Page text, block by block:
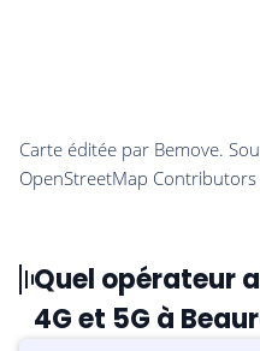
Quel opérateur
4G et 5G à